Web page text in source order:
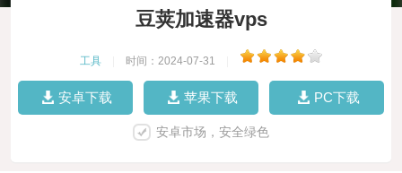
豆荚加速器vps
工具 时间：2024-07-31
安卓下载 苹果下载 PC下载
安卓市场，安全绿色